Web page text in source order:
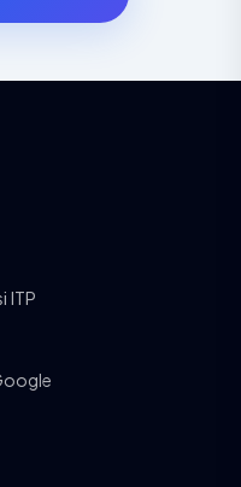
ITP